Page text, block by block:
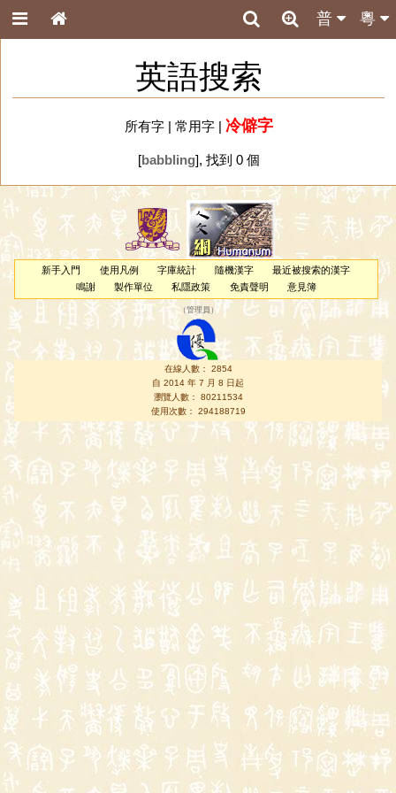
粵
普
英語搜索
所有字| 常用字| 冷僻字
[babbling], 找到 0 個
新手入門 使用凡例 字庫統計 隨機漢字
最近被搜索的漢字
鳴謝
製作單位 私隱政策 免責聲明 意見簿
（管理員 ）
在線人數： 2854
自 2014 年 7 月 8 日起
瀏覽人數： 80211534
使用次數： 294188719